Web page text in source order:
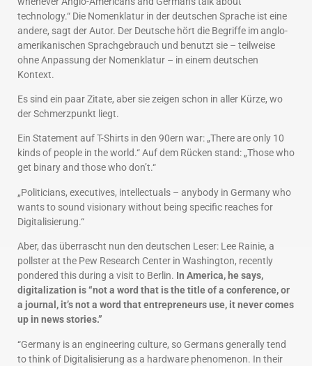
technology.“ Die Nomenklatur in der deutschen Sprache ist eine
andere, sagt der Autor. Der Deutsche hört die Begriffe im anglo-
amerikanischen Sprachgebrauch und benutzt sie – teilweise
ohne Anpassung der Nomenklatur – in einem deutschen
Kontext.
Es sind ein paar Zitate, aber sie zeigen schon in aller Kürze, wo
der Schmerzpunkt liegt.
Ein Statement auf T-Shirts in den 90ern war: „There are only 10
kinds of people in the world.“ Auf dem Rücken stand: „Those who
get binary and those who don’t.“
„Politicians, executives, intellectuals – anybody in Germany who
wants to sound visionary without being specific reaches for
Digitalisierung.“
Aber, das überrascht nun den deutschen Leser: Lee Rainie, a
pollster at the Pew Research Center in Washington, recently
pondered this during a visit to Berlin. In America, he says,
digitalization is “not a word that is the title of a conference, or
a journal, it’s not a word that entrepreneurs use, it never comes
up in news stories.”
“Germany is an engineering culture, so Germans generally tend
to think of Digitalisierung as a hardware phenomenon. In their